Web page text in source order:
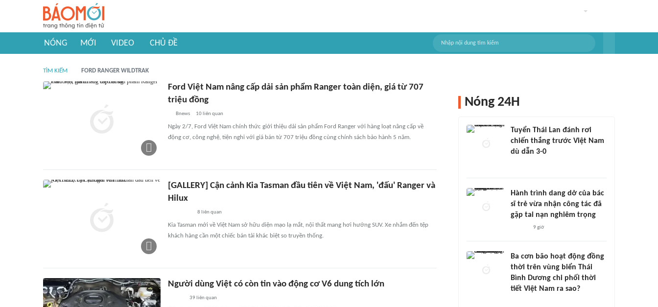
NÓNG MỚI VIDEO CHỦ ĐỀ
TÌM KIẾM FORD RANGER WILDTRAK
Ford Việt Nam nâng cấp dải sản phẩm Ranger toàn diện, giá từ 707
triệu đồng
Bnews 10 liên quan
Ngày 2/7, Ford Việt Nam chính thức giới thiệu dải sản phẩm Ford Ranger với hàng loạt nâng cấp về
động cơ, công nghệ, tiện nghi với giá bán từ 707 triệu đồng cùng chính sách bảo hành 5 năm.
[GALLERY] Cận cảnh Kia Tasman đầu tiên về Việt Nam, 'đấu' Ranger và
Hilux
8 liên quan
Kia Tasman mới về Việt Nam sở hữu diện mạo lạ mắt, nội thất mang hơi hướng SUV. Xe nhắm đến tệp
khách hàng cần một chiếc bán tải khác biệt so truyền thống.
Người dùng Việt có còn tin vào động cơ V6 dung tích lớn
39 liên quan
Nóng 24H
Tuyển Thái Lan đánh rơi
chiến thắng trước Việt Nam
dù dẫn 3-0
Hành trình dang dở của bác
sĩ trẻ vừa nhận công tác đã
gặp tai nạn nghiêm trọng
9 giờ
Ba cơn bão hoạt động đồng
thời trên vùng biển Thái
Bình Dương chi phối thời
tiết Việt Nam ra sao?